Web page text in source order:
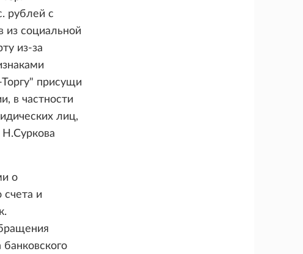
рублей с
из социальной
из-за
присущи
в частности
лиц,
Н.Суркова
о
счета и